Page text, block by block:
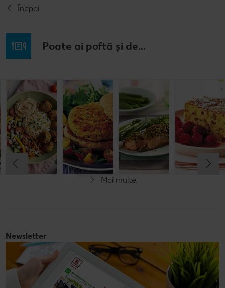
Înapoi
Poate ai poftă și de...
Prăjitură de
mere
nemțească
Cel mult 60 minute
Simplu
Chifteluțe cu
piure de
cartofi și
chives
Cel mult 60 minute
Simplu
Cel mult 60 minute
Simplu
crustă de
pesto
Cel mult 60 minute
Mai multe
Newsletter